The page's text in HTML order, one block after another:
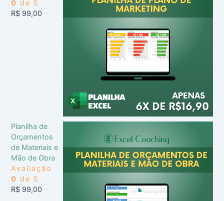
0 de 5
R$ 99,00
Planilha de
Orçamentos
de Materiais e
Mão de Obra
Avaliação
0 de 5
R$ 99,00